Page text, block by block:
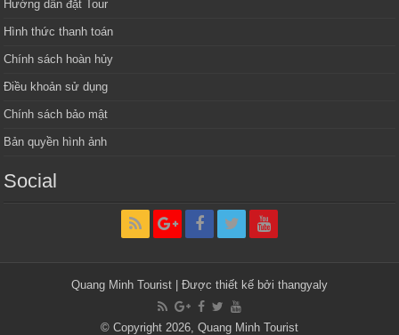
Hướng dẫn đặt Tour
Hình thức thanh toán
Chính sách hoàn hủy
Điều khoản sử dụng
Chính sách bảo mật
Bản quyền hình ảnh
Social
Quang Minh Tourist | Được thiết kế bởi thangyaly
© Copyright 2026, Quang Minh Tourist